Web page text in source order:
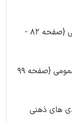
بخش 4: سوالات معلومات عمومی {صفحه 82 -
بخش 5: سوالات زبان انگلیسی عمومی {صفحه 99
های ذهنی